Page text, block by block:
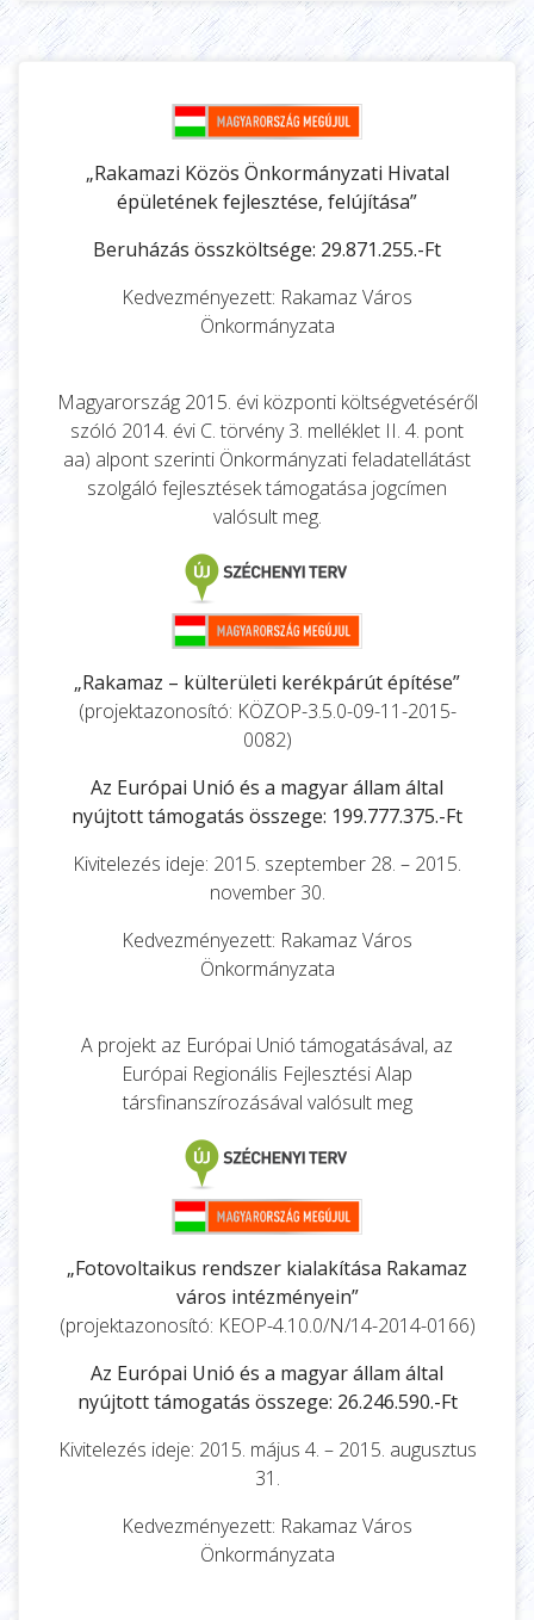
„Rakamazi Közös Önkormányzati Hivatal
épületének fejlesztése, felújítása”
Beruházás összköltsége: 29.871.255.-Ft
Kedvezményezett: Rakamaz Város
Önkormányzata
Magyarország 2015. évi központi költségvetéséről
szóló 2014. évi C. törvény 3. melléklet II. 4. pont
aa) alpont szerinti Önkormányzati feladatellátást
szolgáló fejlesztések támogatása jogcímen
valósult meg.
„Rakamaz – külterületi kerékpárút építése”
(projektazonosító: KÖZOP-3.5.0-09-11-2015-
0082)
Az Európai Unió és a magyar állam által
nyújtott támogatás összege: 199.777.375.-Ft
Kivitelezés ideje: 2015. szeptember 28. – 2015.
november 30.
Kedvezményezett: Rakamaz Város
Önkormányzata
A projekt az Európai Unió támogatásával, az
Európai Regionális Fejlesztési Alap
társfinanszírozásával valósult meg
„Fotovoltaikus rendszer kialakítása Rakamaz
város intézményein”
(projektazonosító: KEOP-4.10.0/N/14-2014-0166)
Az Európai Unió és a magyar állam által
nyújtott támogatás összege: 26.246.590.-Ft
Kivitelezés ideje: 2015. május 4. – 2015. augusztus
31.
Kedvezményezett: Rakamaz Város
Önkormányzata